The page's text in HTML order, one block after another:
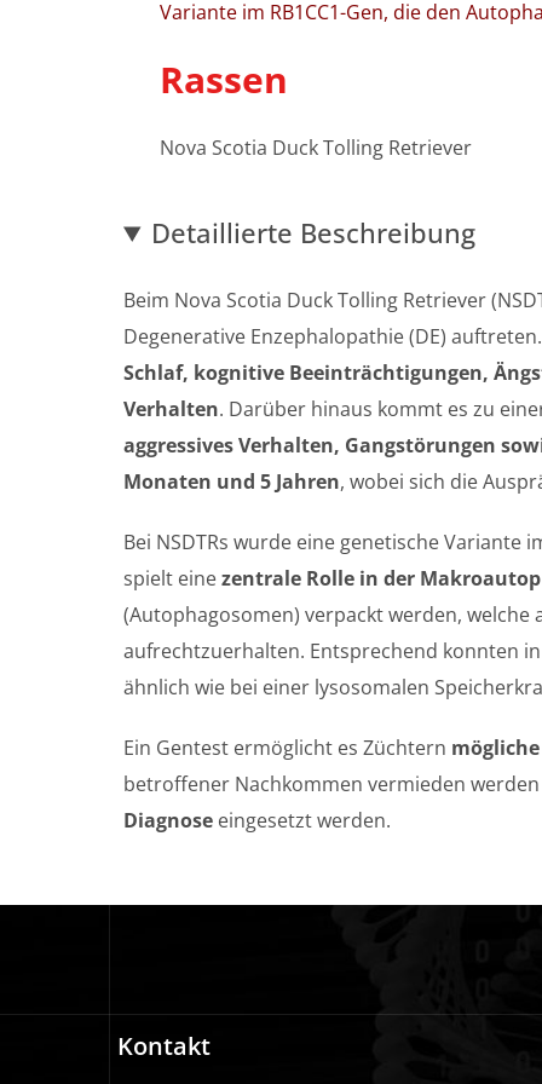
Variante im RB1CC1-Gen, die den
Rassen
Nova Scotia Duck Tolling Retriever
Detaillierte Beschreibung
Beim Nova Scotia Duck Tolling Retriever
Degenerative Enzephalopathie (DE)
Schlaf, kognitive Beeinträchtigungen,
Verhalten. Darüber hinaus kommt es zu
aggressives Verhalten, Gangstörungen
Monaten und 5 Jahren, wobei sich die
Bei NSDTRs wurde eine genetische Variante
spielt einezentrale Rolle in der
(Autophagosomen) verpackt werden,
aufrechtzuerhalten. Entsprechend konnten
ähnlich wie bei einer lysosomalen
Ein Gentest ermöglicht es Züchtern
betroffener Nachkommen vermieden
Diagnose eingesetzt werden.
Kontakt